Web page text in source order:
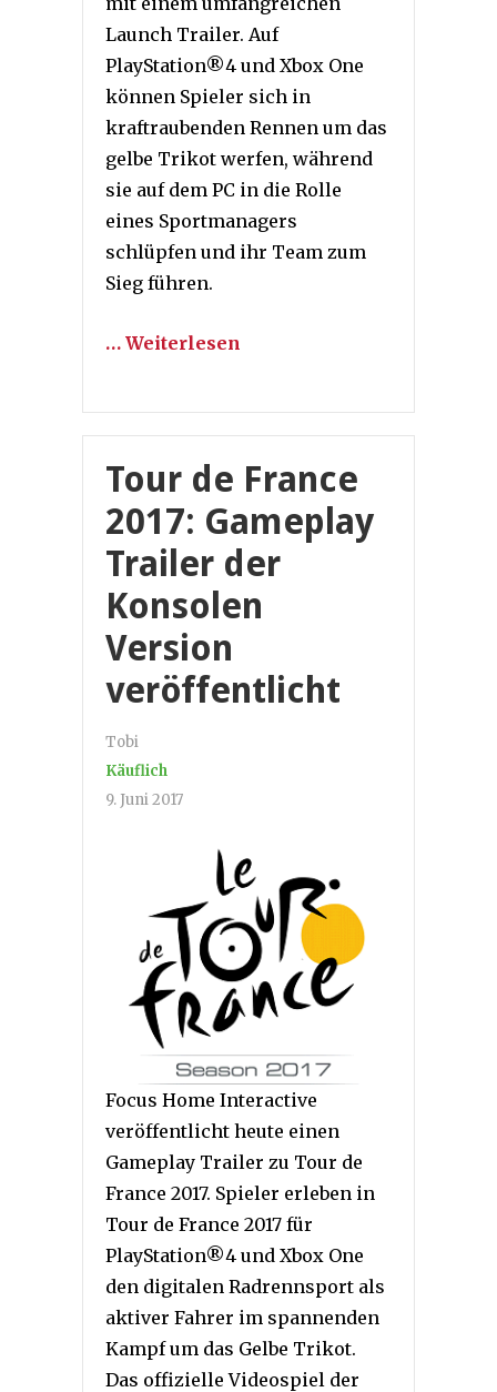
Launch Trailer. Auf
PlayStation®4 und Xbox One
können Spieler sich in
kraftraubenden Rennen um das
gelbe Trikot werfen, während
sie auf dem PC in die Rolle
eines Sportmanagers
schlüpfen und ihr Team zum
Sieg führen.
… Weiterlesen
Tour de France
2017: Gameplay
Trailer der
Konsolen
Version
veröffentlicht
Tobi
Käuflich
9. Juni 2017
Focus Home Interactive
veröffentlicht heute einen
Gameplay Trailer zu Tour de
France 2017. Spieler erleben in
Tour de France 2017 für
PlayStation®4 und Xbox One
den digitalen Radrennsport als
aktiver Fahrer im spannenden
Kampf um das Gelbe Trikot.
Das offizielle Videospiel der